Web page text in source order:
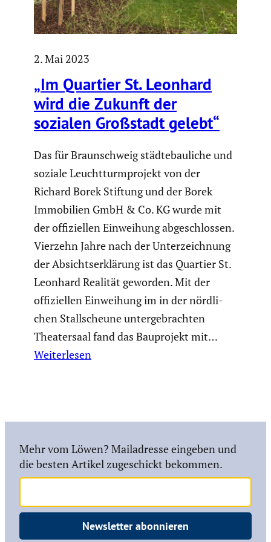
2. Mai 2023
„Im Quartier St. Leonhard
wird die Zukunft der
sozialen Großstadt gelebt“
Das für Braun­schweig städte­bau­liche und
soziale Leucht­turm­pro­jekt von der
Richard Borek Stiftung und der Borek
Immobi­lien GmbH & Co. KG wurde mit
der offizi­ellen Einwei­hung abgeschlossen.
Vierzehn Jahre nach der Unter­zeich­nung
der Absichts­er­klä­rung ist das Quartier St.
Leonhard Realität geworden. Mit der
offizi­ellen Einwei­hung im in der nördli­
chen Stall­scheune unter­ge­brachten
Theater­saal fand das Baupro­jekt mit…
Weiterlesen
Mehr vom Löwen? Mailadresse eingeben und
die besten Artikel zugeschickt bekommen.
Newsletter abonnieren